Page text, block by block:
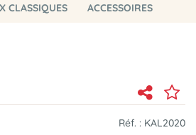
CLASSIQUES ACCESSOIRES
Réf. : KAL2020